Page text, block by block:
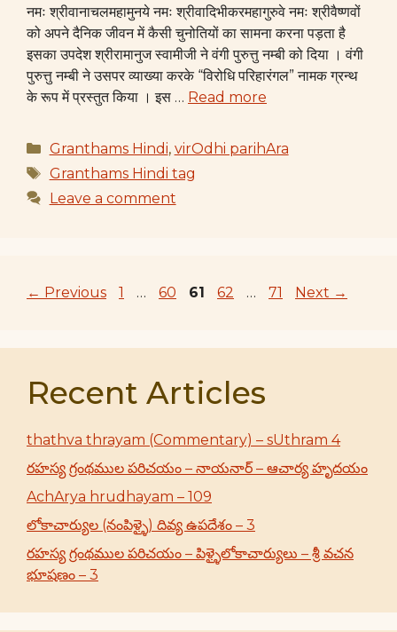
नमः श्रीवानाचलमहामुनये नमः श्रीवादिभीकरमहागुरुवे नमः श्रीवैष्णवों
को अपने दैनिक जीवन में कैसी चुनोतियों का सामना करना पड़ता है
इसका उपदेश श्रीरामानुज स्वामीजी ने वंगी पुरुत्तु नम्बी को दिया । वंगी
पुरुत्तु नम्बी ने उसपर व्याख्या करके “विरोधि परिहारंगल” नामक ग्रन्थ
के रूप में प्रस्तुत किया । इस … Read more
Categories
Granthams Hindi, virOdhi parihAra
Tags
Granthams Hindi tag
Leave a comment
← Previous Page
1 … Page
60 Page
61 Page
62 … Page
71 Next →
Recent Articles
thathva thrayam (Commentary) – sUthram 4
రహస్య గ్రంథముల పరిచయం – నాయనార్ – ఆచార్య హృదయం
AchArya hrudhayam – 109
లోకాచార్యుల (నంపిళ్ళై) దివ్య ఉపదేశం – 3
రహస్య గ్రంథముల పరిచయం – పిళ్ళైలోకాచార్యులు – శ్రీ వచన
భూషణం – 3